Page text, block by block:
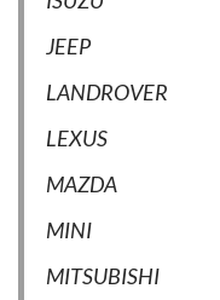
JEEP
LANDROVER
LEXUS
MAZDA
MINI
MITSUBISHI